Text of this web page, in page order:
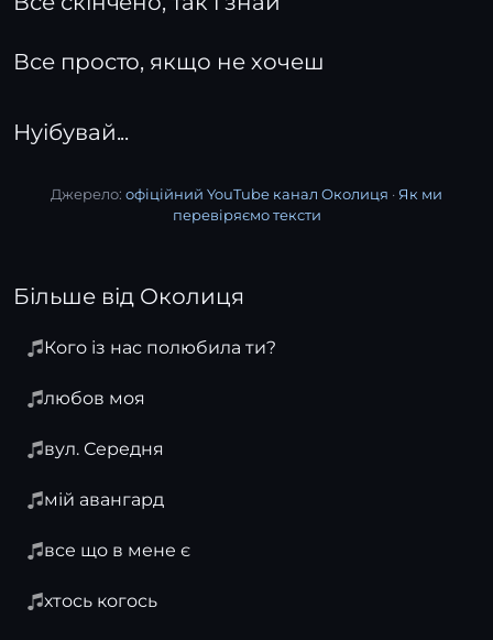
Все просто, якщо не хочеш
Нуібувай...
Джерело: офіційний YouTube канал Околиця · Як ми
перевіряємо тексти
Більше від Околиця
Кого із нас полюбила ти?
любов моя
вул. Середня
мій авангард
все що в мене є
хтось когось